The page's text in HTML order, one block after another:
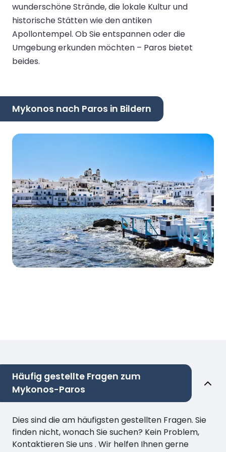
wunderschöne Strände, die lokale Kultur und
historische Stätten wie den antiken
Apollontempel. Ob Sie entspannen oder die
Umgebung erkunden möchten – Paros bietet
beides.
Mykonos nach Paros in Bildern
Häufig gestellte Fragen zum
Mykonos-Paros
Dies sind die am häufigsten gestellten Fragen. Sie
finden nicht, wonach Sie suchen? Kein Problem,
Kontaktieren Sie uns . Wir helfen Ihnen gerne